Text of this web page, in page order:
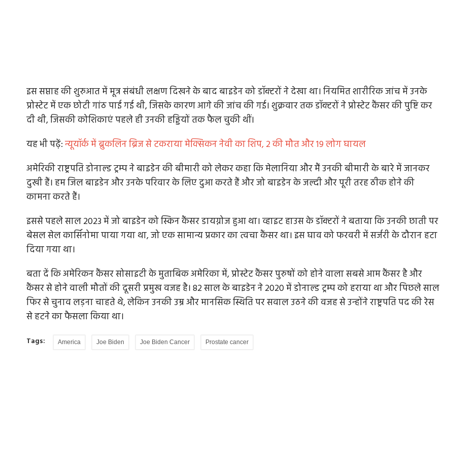
इस सप्ताह की शुरुआत में मूत्र संबंधी लक्षण दिखने के बाद बाइडेन को डॉक्टरों ने देखा था। नियमित शारीरिक जांच में उनके
प्रोस्टेट में एक छोटी गांठ पाई गई थी, जिसके कारण आगे की जांच की गई। शुक्रवार तक डॉक्टरों ने प्रोस्टेट कैंसर की पुष्टि कर
दी थी, जिसकी कोशिकाएं पहले ही उनकी हड्डियों तक फैल चुकी थीं।
यह भी पढे़ं:न्यूयॉर्क में ब्रुकलिन ब्रिज से टकराया मेक्सिकन नेवी का शिप, 2 की मौत और 19 लोग घायल
अमेरिकी राष्ट्रपति डोनाल्ड ट्रम्प ने बाइडेन की बीमारी को लेकर कहा कि मेलानिया और मैं उनकी बीमारी के बारे में जानकर
दुखी हैं। हम जिल बाइडेन और उनके परिवार के लिए दुआ करते हैं और जो बाइडेन के जल्दी और पूरी तरह ठीक होने की
कामना करते हैं।
इससे पहले साल 2023 में जो बाइडेन को स्किन कैंसर डायग्नोज हुआ था। व्हाइट हाउस के डॉक्टरों ने बताया कि उनकी छाती पर
बेसल सेल कार्सिनोमा पाया गया था, जो एक सामान्य प्रकार का त्वचा कैंसर था। इस घाव को फरवरी में सर्जरी के दौरान हटा
दिया गया था।
बता दें कि अमेरिकन कैंसर सोसाइटी के मुताबिक अमेरिका में, प्रोस्टेट कैंसर पुरुषों को होने वाला सबसे आम कैंसर है और
कैंसर से होने वाली मौतों की दूसरी प्रमुख वजह है। 82 साल के बाइडेन ने 2020 में डोनाल्ड ट्रम्प को हराया था और पिछले साल
फिर से चुनाव लड़ना चाहते थे, लेकिन उनकी उम्र और मानसिक स्थिति पर सवाल उठने की वजह से उन्होंने राष्ट्रपति पद की रेस
से हटने का फैसला किया था।
Tags: America Joe Biden Joe Biden Cancer Prostate cancer